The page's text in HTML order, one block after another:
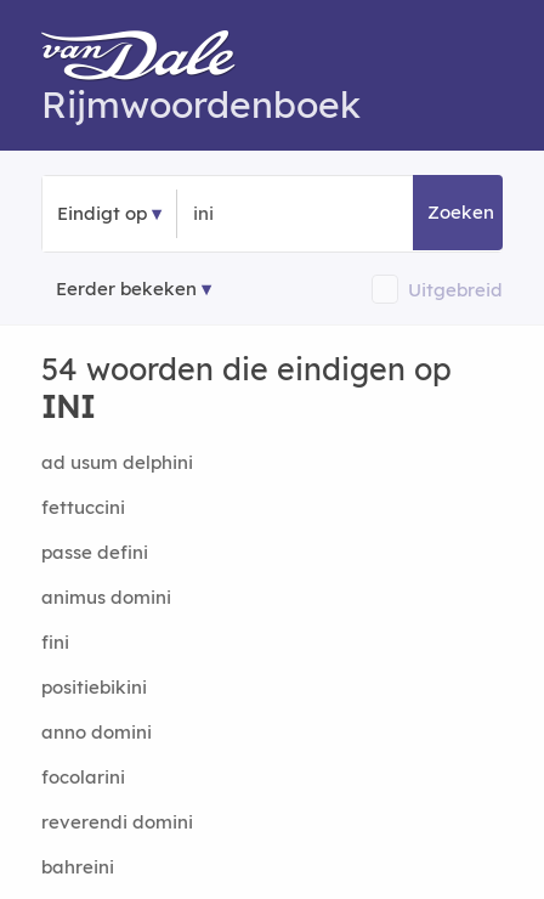
Rijmwoordenboek
Eindigt op Zoeken
Eerder bekeken Uitgebreid
54 woorden die eindigen op
INI
ad usum delphini
fettuccini
passe defini
animus domini
fini
positiebikini
anno domini
focolarini
reverendi domini
bahreini